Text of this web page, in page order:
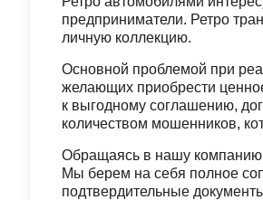
предприниматели. Ретро
личную коллекцию.
Основной проблемой при
желающих приобрести
к выгодному соглашению,
количеством мошенников,
Обращаясь в нашу
Мы берем на себя полное
подтвердительные